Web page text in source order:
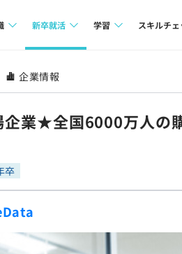
ガイド
新卒就活
本選考
インターン
就活成功ガイド
学習
4択課題
リファレンス
スキルチェ
評価結
企業情報
企業★全国6000万人の
卒